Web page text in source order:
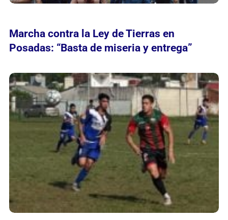
Marcha contra la Ley de Tierras en
Posadas: “Basta de miseria y entrega”